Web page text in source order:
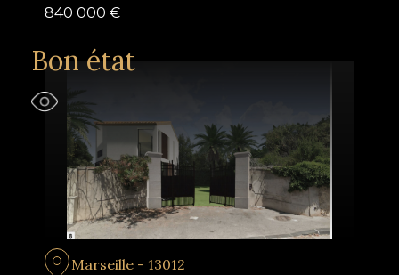
840 000 €
Bon état
Marseille - 13012